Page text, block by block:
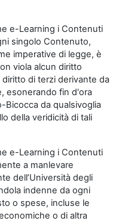
e-Learning i Contenuti
singolo Contenuto,
imperative di legge, è
viola alcun diritto
di terzi derivante da
esonerando fin d'ora
Bicocca da qualsivoglia
della veridicità di tali
e-Learning i Contenuti
a manlevare
dell’Università degli
indenne da ogni
o spese, incluse le
o di altra